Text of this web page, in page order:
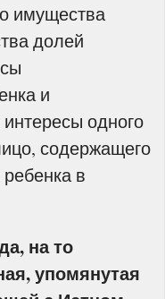
имущества
долей
и
одного
содержащего
в
на то
упомянутая